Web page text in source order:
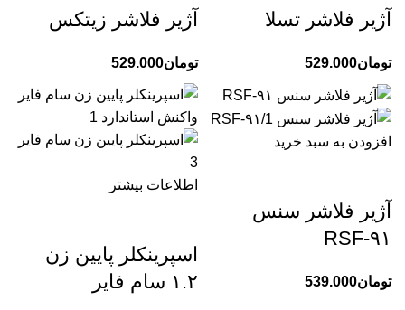
آژیر فلاشر تسلا
تومان529.000
آژیر فلاشر زیتکس
تومان529.000
افزودن به سبد خرید
آژیر فلاشر سنس
RSF-۹۱
تومان539.000
اطلاعات بیشتر
اسپرینکلر پایین زن
۱.۲ سام فایر